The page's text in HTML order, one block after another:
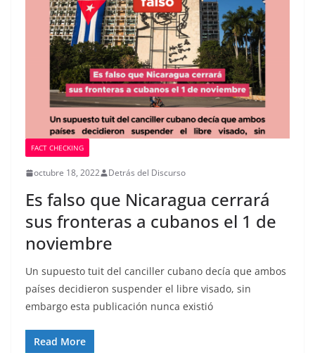
FACT CHECKING
octubre 18, 2022 Detrás del Discurso
Es falso que Nicaragua cerrará
sus fronteras a cubanos el 1 de
noviembre
Un supuesto tuit del canciller cubano decía que ambos
países decidieron suspender el libre visado, sin
embargo esta publicación nunca existió
Read More